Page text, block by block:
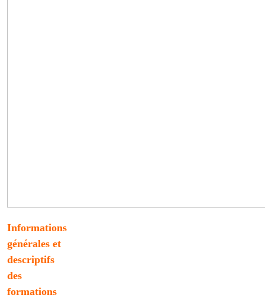
Informations
générales et
descriptifs
des
formations